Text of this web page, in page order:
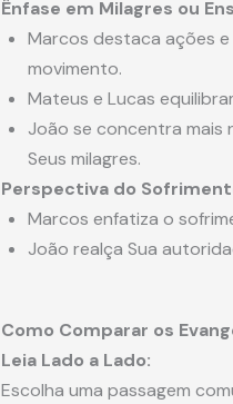
Ênfase em Milagres ou
Marcos destaca ações
movimento.
Mateus e Lucas
João se concentra mais
Seus milagres.
Perspectiva do
Marcos enfatiza o
João realça Sua
Como Comparar os
Leia Lado a Lado:
Escolha uma passagem